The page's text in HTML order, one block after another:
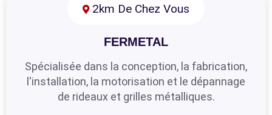
2km De Chez Vous
FERMETAL
Spécialisée dans la conception, la fabrication,
l'installation, la motorisation et le dépannage
de rideaux et grilles métalliques.